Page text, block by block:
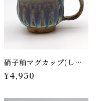
硝子釉マグカップ(しのぎ)⑯
¥4,950